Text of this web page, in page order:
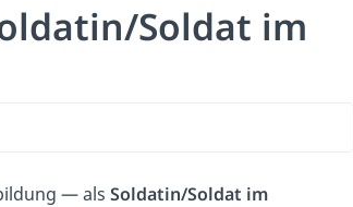
Soldat im
— als Soldatin/Soldat im